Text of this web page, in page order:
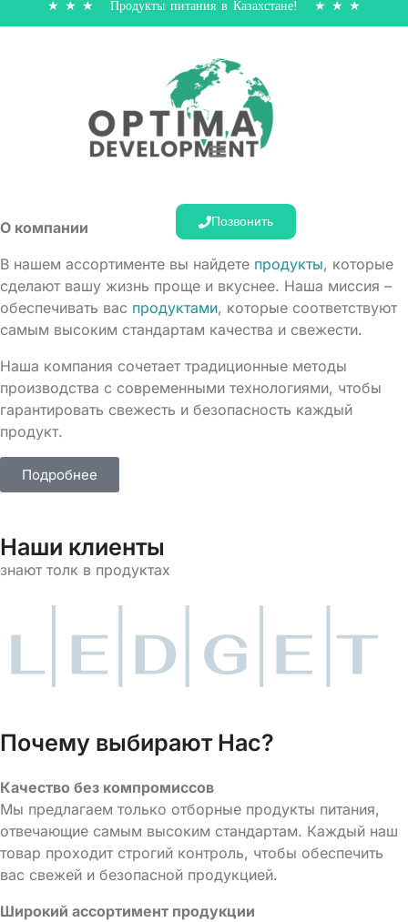
★ ★ ★ Продукты питания в Казахстане! ★ ★ ★
Позвонить
О компании
В нашем ассортименте вы найдете продукты, которые
сделают вашу жизнь проще и вкуснее. Наша миссия –
обеспечивать вас продуктами, которые соответствуют
самым высоким стандартам качества и свежести.
Наша компания сочетает традиционные методы
производства с современными технологиями, чтобы
гарантировать свежесть и безопасность каждый
продукт.
Подробнее
Наши клиенты
знают толк в продуктах
Почему выбирают Нас?
Качество без компромиссов
Мы предлагаем только отборные продукты питания,
отвечающие самым высоким стандартам. Каждый наш
товар проходит строгий контроль, чтобы обеспечить
вас свежей и безопасной продукцией.
Широкий ассортимент продукции